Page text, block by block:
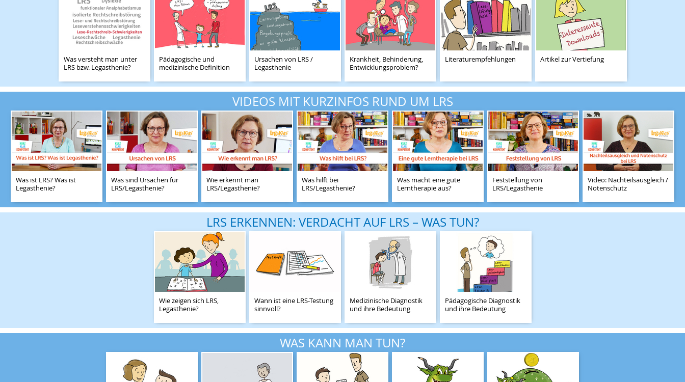
Was versteht man unter
LRS bzw. Legasthenie?
Pädagogische und
medizinische Definition
Ursachen von LRS /
Legasthenie
Krankheit, Behinderung,
Entwicklungsproblem?
Literaturempfehlungen Artikel zur Vertiefung
VIDEOS MIT KURZINFOS RUND UM LRS
Was ist LRS? Was ist
Legasthenie?
Was sind Ursachen für
LRS/Legasthenie?
Wie erkennt man
LRS/Legasthenie?
Was hilft bei
LRS/Legasthenie?
Was macht eine gute
Lerntherapie aus?
Feststellung von
LRS/Legasthenie
Video: Nachteilsausgleich /
Notenschutz
LRS ERKENNEN: VERDACHT AUF LRS – WAS TUN?
Wie zeigen sich LRS,
Legasthenie?
Wann ist eine LRS-Testung
sinnvoll?
Medizinische Diagnostik
und ihre Bedeutung
Pädagogische Diagnostik
und ihre Bedeutung
WAS KANN MAN TUN?